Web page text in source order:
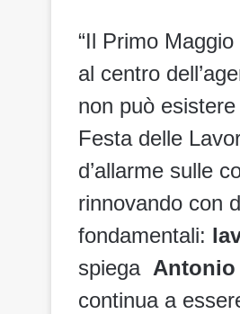
“Il Primo
al centro
non può
Festa delle
d’allarme sulle
rinnovando con
fondamentali:
spiega
continua a